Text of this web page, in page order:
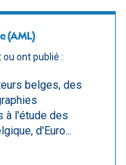
(AML)
ont publié :
belges, des
à l'étude des
d'Euro...